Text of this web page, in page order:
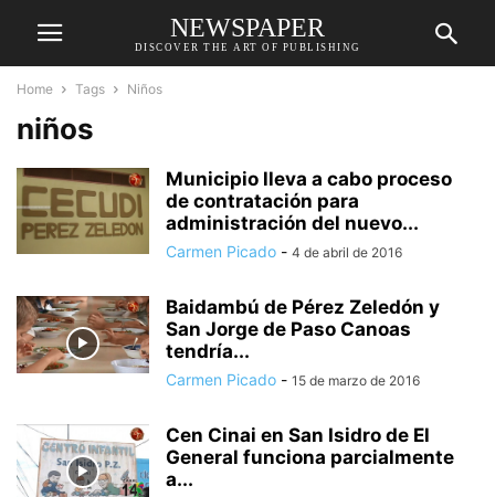
NEWSPAPER
DISCOVER THE ART OF PUBLISHING
Home Tags Niños
niños
Municipio lleva a cabo proceso
de contratación para
administración del nuevo...
Carmen Picado - 4 de abril de 2016
Baidambú de Pérez Zeledón y
San Jorge de Paso Canoas
tendría...
Carmen Picado - 15 de marzo de 2016
Cen Cinai en San Isidro de El
General funciona parcialmente
a...